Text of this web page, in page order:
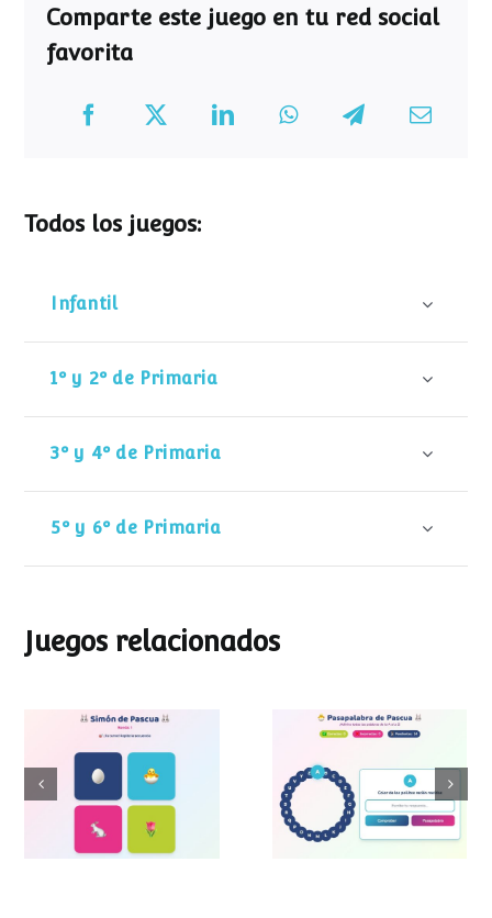
Comparte este juego en tu red social
favorita
Todos los juegos:
Infantil
1º y 2º de Primaria
3º y 4º de Primaria
5º y 6º de Primaria
Juegos relacionados
Simon de Pascua
Pasapalabra de
Pascua